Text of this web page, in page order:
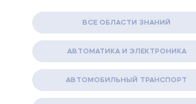
ВСЕ ОБЛАСТИ ЗНАНИЙ
АВТОМАТИКА И ЭЛЕКТРОНИКА
АВТОМОБИЛЬНЫЙ ТРАНСПОРТ